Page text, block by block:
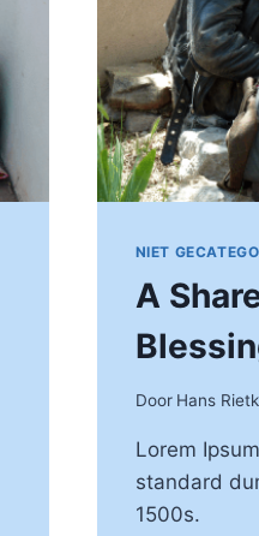
NIET
A
Door Hans
Lorem
standard
1500s.